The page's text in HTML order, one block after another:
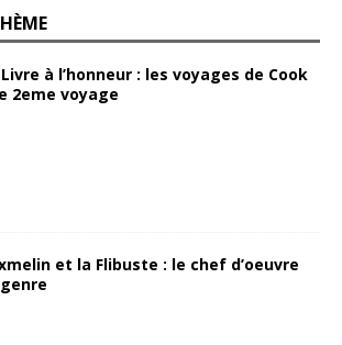
à l’honneur : les voyages de Cook
2eme voyage
et la Flibuste : le chef d’oeuvre